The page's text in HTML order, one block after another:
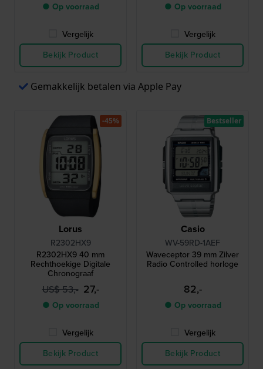
● Op voorraad
Vergelijk
Bekijk Product
● Op voorraad
Vergelijk
Bekijk Product
Gemakkelijk betalen via Apple Pay
Lorus
R2302HX9
R2302HX9 40 mm
Rechthoekige Digitale
Chronograaf
US$ 53,- 27,-
● Op voorraad
Vergelijk
Bekijk Product
-45%
Casio
WV-59RD-1AEF
Waveceptor 39 mm Zilver
Radio Controlled horloge
82,-
● Op voorraad
Vergelijk
Bekijk Product
Bestseller